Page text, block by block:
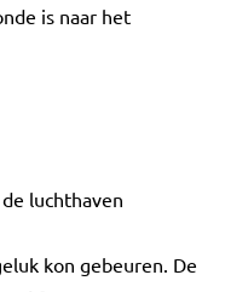
is naar het
luchthaven
kon gebeuren. De